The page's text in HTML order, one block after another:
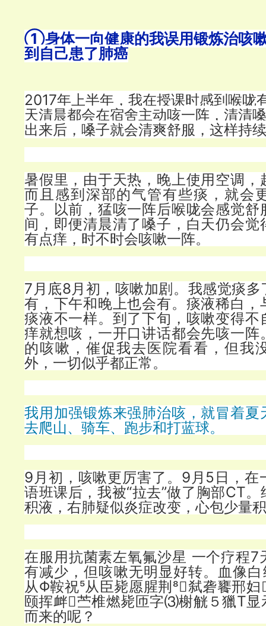
①身体一向健康的我误用锻炼治咳
到自己患了肺癌
2017年上半年，我在授课时感到喉咙
天清晨都会在宿舍主动咳一阵，清清
出来后，嗓子就会清爽舒服，这样持
暑假里，由于天热，晚上使用空调，
而且感到深部的气管有些痰，就会
子。以前，猛咳一阵后喉咙会感觉舒
间，即便清晨清了嗓子，白天仍会觉
有点痒，时不时会咳嗽一阵。
7月底8月初，咳嗽加剧。我感觉痰
有，下午和晚上也会有。痰液稀白，
痰液不一样。到了下旬，咳嗽变得不
痒就想咳，一开口讲话都会先咳一阵
的咳嗽，催促我去医院看看，但我
外，一切似乎都正常。
我用加强锻炼来强肺治咳，就冒着夏
去爬山、骑车、跑步和打蓝球。
9月初，咳嗽更厉害了。9月5日，在
语班课后，我被“拉去”做了胸部CT
积液，右肺疑似炎症改变，心包少量
在服用抗菌素左氧氟沙星 一个疗程7
有减少，但咳嗽无明显好转。血像
从Φ鞍祝从臣毙愿腥荆弑砻饔邢
颐挥衅苎椎燃毙匝字⑶榭觥５獵T显
而来的呢？